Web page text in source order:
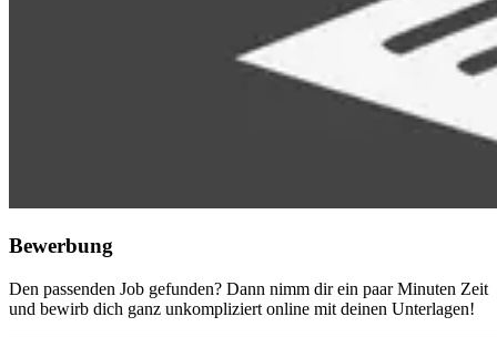
Bewerbung
Den passenden Job gefunden? Dann nimm dir ein paar Minuten Zeit
und bewirb dich ganz unkompliziert online mit deinen Unterlagen!